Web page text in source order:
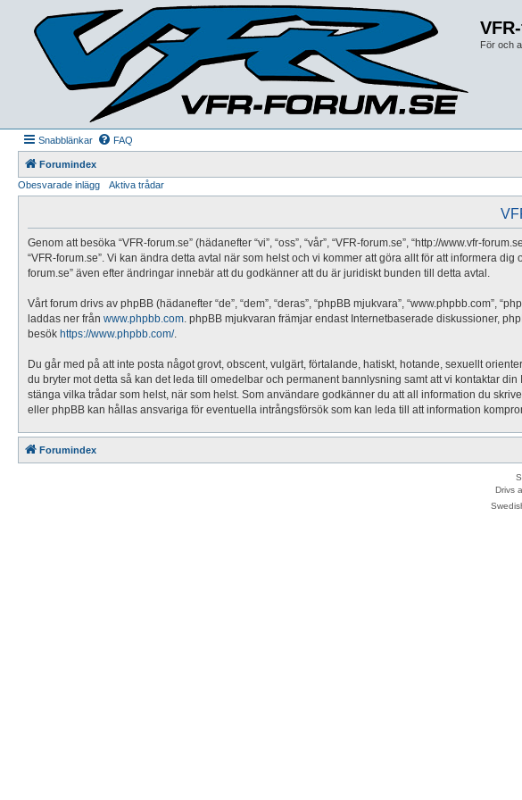
För och
Snabblänkar FAQ
Forumindex
Obesvarade inlägg
Aktiva trådar
Genom att besöka “VFR-forum.se” (hädanefter “vi”, “oss”, “vår”, “VFR-forum.se”, “http://www.vfr-
“VFR-forum.se”. Vi kan ändra detta avtal när som helst och vi kommer att göra allt för att informera
forum.se” även efter ändringar innebär att du godkänner att du är juridiskt bunden till detta avtal.
Vårt forum drivs av phpBB (hädanefter “de”, “dem”, “deras”, “phpBB mjukvara”, “www.phpbb.com”,
laddas ner från www.phpbb.com. phpBB mjukvaran främjar endast Internetbaserade diskussioner,
besök https://www.phpbb.com/.
Du går med på att inte posta något grovt, obscent, vulgärt, förtalande, hatiskt, hotande, sexuellt
du bryter mot detta så kan det leda till omedelbar och permanent bannlysning samt att vi kontaktar
stänga vilka trådar som helst, när som helst. Som användare godkänner du att all information du
eller phpBB kan hållas ansvariga för eventuella intrångsförsök som kan leda till att information
Forumindex
Drivs